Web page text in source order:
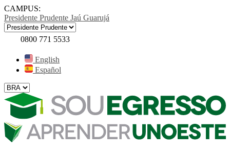
CAMPUS:
Presidente Prudente Jaú Guarujá
0800 771 5533
English
Español